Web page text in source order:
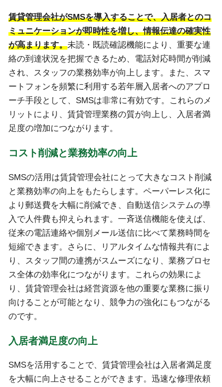
賃貸管理会社がSMSを導入することで、入居者とのコ
ミュニケーションが即時性を増し、情報伝達の確実性
が高まります。未読・既読確認機能により、重要な連
絡の到達状況を把握できるため、電話対応時間が削減
され、スタッフの業務効率が向上します。また、スマ
ートフォンを頻繁に利用する若年層入居者へのアプロ
ーチ手段として、SMSは非常に有効です。これらのメ
リットにより、賃貸管理業務の質が向上し、入居者満
足度の増加につながります。
コスト削減と業務効率の向上
SMSの活用は賃貸管理会社にとって大きなコスト削減
と業務効率の向上をもたらします。ペーパーレス化に
より郵送費を大幅に削減でき、自動送信システムの導
入で人件費も抑えられます。一斉送信機能を使えば、
従来の電話連絡や個別メール送信に比べて業務時間を
短縮できます。さらに、リアルタイムな情報共有によ
り、スタッフ間の連携がスムーズになり、業務プロセ
ス全体の効率化につながります。これらの効果によ
り、賃貸管理会社は経営資源を他の重要な業務に振り
向けることが可能となり、競争力の強化にもつながる
のです。
入居者満足度の向上
SMSを活用することで、賃貸管理会社は入居者満足度
を大幅に向上させることができます。迅速な修理依頼